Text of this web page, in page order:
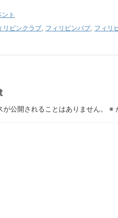
ント
リピンクラブ フィリピンパブ フィリ
が公開されることはありません。 ※